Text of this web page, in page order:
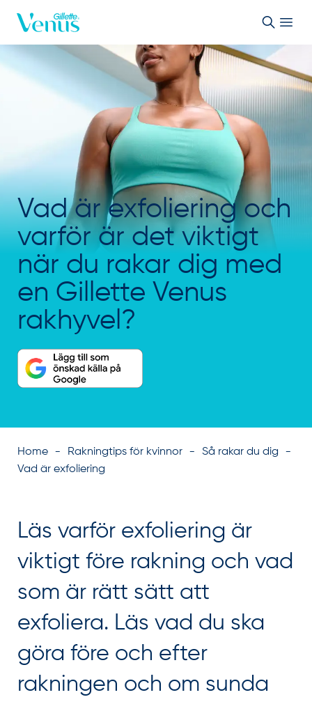
Vad är exfoliering och
varför är det viktigt
när du rakar dig med
en Gillette Venus
rakhyvel?
Home Rakningtips för kvinnor
Så rakar du dig
Vad är exfoliering
Läs varför exfoliering är
viktigt före rakning och vad
som är rätt sätt att
exfoliera. Läs vad du ska
göra före och efter
rakningen och om sunda